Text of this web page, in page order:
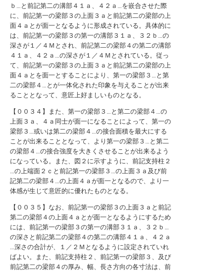
ｂ…と前記第二の溝部４１ａ、４２ａ…を嵌合させた際
に、前記第一の梁部３の上面３ａと前記第二の梁部の上
面４ａとが面一となるように形成されている。具体的に
は、前記第一の梁部３の第一の溝部３１ａ、３２ｂ…の
深さが１／４Ｍとされ、前記第二の梁部４の第二の溝部
４１ａ、４２ａ…の深さが１／４Ｍとされている。従っ
て、前記第一の梁部３の上面３ａと前記第二の梁部の上
面４ａとを面一とすることにより、第一の梁部３…と第
二の梁部４…とが一体化された印象を与えることが出来
ることとなって、意匠上好ましいものとなる。
【００３４】また、第一の梁部３…と第二の梁部４…の
上面３ａ、４ａ同士が面一になることによって、第一の
梁部３…或いは第二の梁部４…の接合面積を最大にする
ことが出来ることとなって、より第一の梁部３…と第二
の梁部４…の接合強度を大きくさせることが出来るよう
になっている。また、図２に示すように、前記支持柱２
…の上端面２ｃと前記第一の梁部３…の上面３ａ及び前
記第二の梁部４…の上面４ａが面一となるので、より一
体感が生じて意匠的に優れたものとなる。
【００３５】なお、前記第一の梁部３の上面３ａと前記
第二の梁部４の上面４ａとが面一となるようにするため
には、前記第一の梁部３の第一の溝部３１ａ、３２ｂ…
の深さと前記第二の梁部４の第二の溝部４１ａ、４２ａ
…深さの合計が、１／２Ｍとなるように設定されていれ
ばよい。また、前記支持柱２、前記第一の梁部３、及び
前記第二の梁部４の厚み、幅、長さ方向の各寸法は、前